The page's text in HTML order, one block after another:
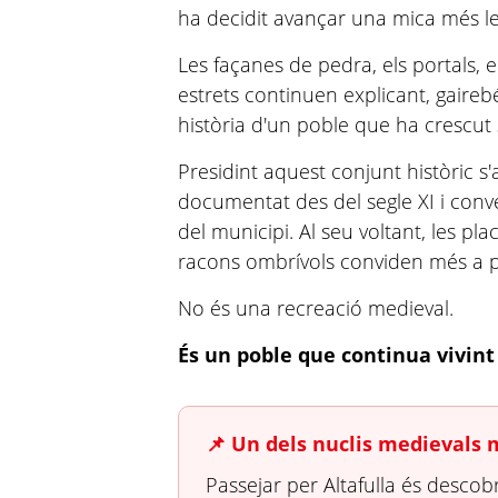
ha decidit avançar una mica més
Les façanes de pedra, els portals,
estrets continuen explicant,
història d'un poble que ha
Presidint aquest conjunt històric
documentat des del segle XI i
del municipi. Al seu voltant, les
racons ombrívols conviden més a
No és una recreació medieval.
És un poble que continua
📌 Un dels nuclis medievals
Passejar per Altafulla és